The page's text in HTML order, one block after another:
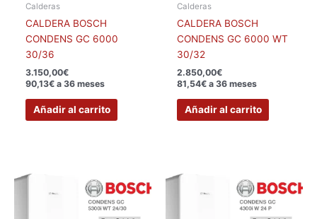
Calderas
CALDERA BOSCH
CONDENS GC 6000
30/36
3.150,00€
90,13€ a 36 meses
Añadir al carrito
Calderas
CALDERA BOSCH
CONDENS GC 6000 WT
30/32
2.850,00€
81,54€ a 36 meses
Añadir al carrito